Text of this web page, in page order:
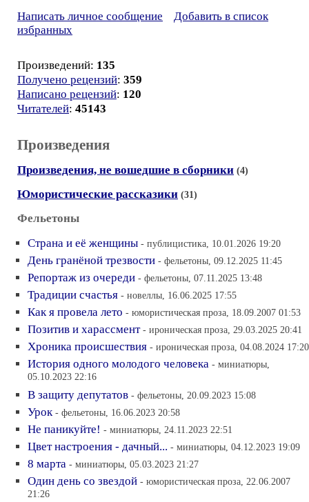
Написать личное сообщение
Добавить в список
избранных
Произведений: 135
Получено рецензий: 359
Написано рецензий: 120
Читателей: 45143
Произведения
Произведения, не вошедшие в сборники (4)
Юмористические рассказики (31)
Фельетоны
Страна и её женщины - публицистика, 10.01.2026 19:20
День гранёной трезвости - фельетоны, 09.12.2025 11:45
Репортаж из очереди - фельетоны, 07.11.2025 13:48
Традиции счастья - новеллы, 16.06.2025 17:55
Как я провела лето - юмористическая проза, 18.09.2007 01:53
Позитив и харассмент - ироническая проза, 29.03.2025 20:41
Хроника происшествия - ироническая проза, 04.08.2024 17:20
История одного молодого человека - миниатюры,
05.10.2023 22:16
В защиту депутатов - фельетоны, 20.09.2023 15:08
Урок - фельетоны, 16.06.2023 20:58
Не паникуйте! - миниатюры, 24.11.2023 22:51
Цвет настроения - дачный... - миниатюры, 04.12.2023 19:09
8 марта - миниатюры, 05.03.2023 21:27
Один день со звездой - юмористическая проза, 22.06.2007
21:26